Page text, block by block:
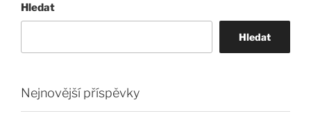
Hledat
Hledat
Nejnovější příspěvky